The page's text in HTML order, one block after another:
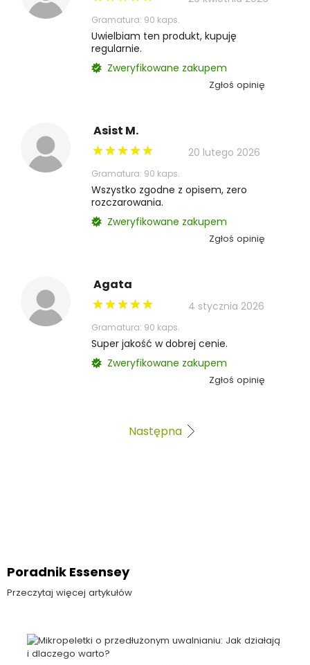
Gramatura: 90 kaps.
Uwielbiam ten produkt, kupuję
regularnie.
Zweryfikowane zakupem
Zgłoś opinię
Asist M.
20 lutego 2026
Gramatura: 90 kaps.
Wszystko zgodne z opisem, zero
rozczarowania.
Zweryfikowane zakupem
Zgłoś opinię
Agata
4 stycznia 2026
Gramatura: 90 kaps.
Super jakość w dobrej cenie.
Zweryfikowane zakupem
Zgłoś opinię
Następna
Poradnik Essensey
Przeczytaj więcej artykułów